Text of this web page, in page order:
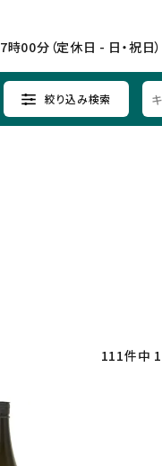
00分（定休日 - 日・祝日）
絞り込み検索
111件中 1